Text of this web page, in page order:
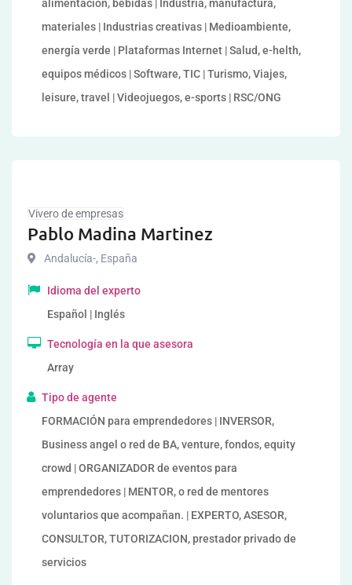
alimentación, bebidas | Industria, manufactura,
materiales | Industrias creativas | Medioambiente,
energía verde | Plataformas Internet | Salud, e-helth,
equipos médicos | Software, TIC | Turismo, Viajes,
leisure, travel | Videojuegos, e-sports | RSC/ONG
Vivero de empresas
Pablo Madina Martinez
Andalucía-, España
Idioma del experto
Español | Inglés
Tecnología en la que asesora
Array
Tipo de agente
FORMACIÓN para emprendedores | INVERSOR,
Business angel o red de BA, venture, fondos, equity
crowd | ORGANIZADOR de eventos para
emprendedores | MENTOR, o red de mentores
voluntarios que acompañan. | EXPERTO, ASESOR,
CONSULTOR, TUTORIZACION, prestador privado de
servicios